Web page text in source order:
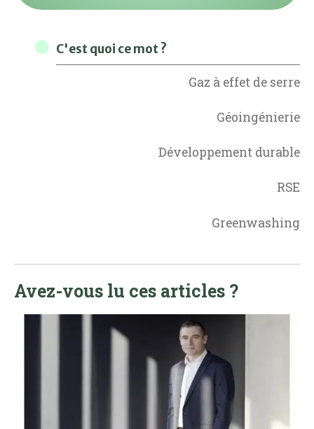
C'est quoi ce mot ?
Gaz à effet de serre
Géoingénierie
Développement durable
RSE
Greenwashing
Avez-vous lu ces articles ?